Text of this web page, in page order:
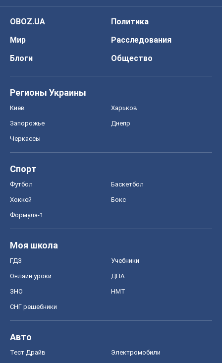
OBOZ.UA
Политика
Мир
Расследования
Блоги
Общество
Регионы Украины
Киев Харьков
Запорожье Днепр
Черкассы
Спорт
Футбол Баскетбол
Хоккей Бокс
Формула-1
Моя школа
ГДЗ Учебники
Онлайн уроки ДПА
ЗНО НМТ
СНГ решебники
Авто
Тест Драйв Электромобили